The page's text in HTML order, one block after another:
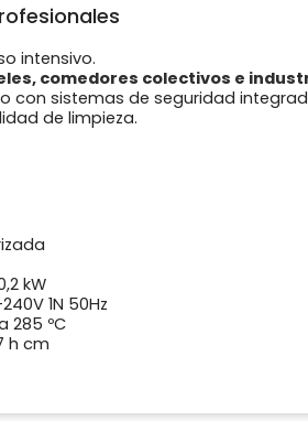
intensivo.
comedores colectivos e
con sistemas de seguridad
de limpieza.
kW
1N 50Hz
285 ºC
h cm